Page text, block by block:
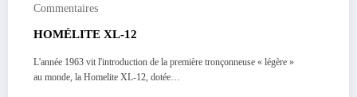
Commentaires
HOMÉLITE XL-12
L'année 1963 vit l'introduction de la première tronçonneuse « légère »
au monde, la Homelite XL-12, dotée…